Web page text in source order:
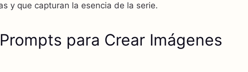
y que capturan la esencia de la serie.
para Crear Imágenes